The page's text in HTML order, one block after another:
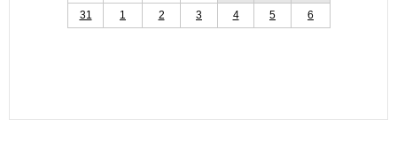
31
1 2 3 4 5 6